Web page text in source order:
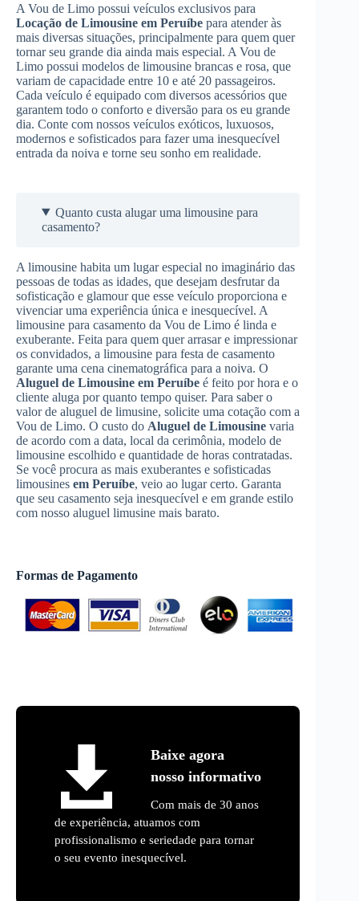
A Vou de Limo possui veículos exclusivos para
Locação de Limousine em Peruíbe para atender às
mais diversas situações, principalmente para quem quer
tornar seu grande dia ainda mais especial. A Vou de
Limo possui modelos de limousine brancas e rosa, que
variam de capacidade entre 10 e até 20 passageiros.
Cada veículo é equipado com diversos acessórios que
garantem todo o conforto e diversão para os eu grande
dia. Conte com nossos veículos exóticos, luxuosos,
modernos e sofisticados para fazer uma inesquecível
entrada da noiva e torne seu sonho em realidade.
Quanto custa alugar uma limousine para
casamento?
A limousine habita um lugar especial no imaginário das
pessoas de todas as idades, que desejam desfrutar da
sofisticação e glamour que esse veículo proporciona e
vivenciar uma experiência única e inesquecível. A
limousine para casamento da Vou de Limo é linda e
exuberante. Feita para quem quer arrasar e impressionar
os convidados, a limousine para festa de casamento
garante uma cena cinematográfica para a noiva. O
Aluguel de Limousine em Peruíbe é feito por hora e o
cliente aluga por quanto tempo quiser. Para saber o
valor de aluguel de limusine, solicite uma cotação com a
Vou de Limo. O custo do Aluguel de Limousine varia
de acordo com a data, local da cerimônia, modelo de
limousine escolhido e quantidade de horas contratadas.
Se você procura as mais exuberantes e sofisticadas
limousines em Peruíbe, veio ao lugar certo. Garanta
que seu casamento seja inesquecível e em grande estilo
com nosso aluguel limusine mais barato.
Formas de Pagamento
Baixe agora
nosso informativo
Com mais de 30 anos
de experiência, atuamos com
profissionalismo e seriedade para tornar
o seu evento inesquecível.